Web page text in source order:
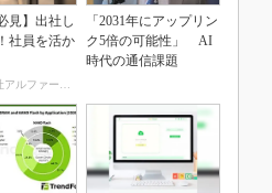
見】出社し
社員を活か
PR(株式会社アルファーテクノ)
「2031年にアップリン
ク5倍の可能性」 AI
時代の通信課題